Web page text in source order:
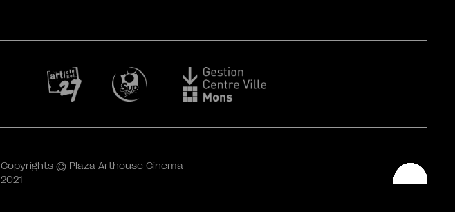
Copyrights © Plaza Arthouse Cinema –
2021